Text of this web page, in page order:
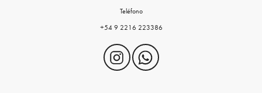
Teléfono
+54 9 2216 223386